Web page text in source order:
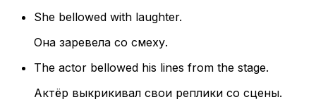
She bellowed with laughter.
Она заревела со смеху.
The actor bellowed his lines from the stage.
Актёр выкрикивал свои реплики со сцены.